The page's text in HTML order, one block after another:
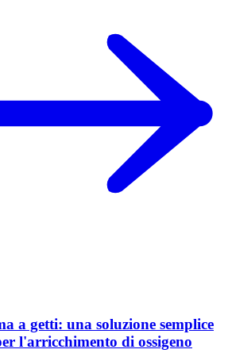
a getti: una soluzione semplice
l'arricchimento di ossigeno